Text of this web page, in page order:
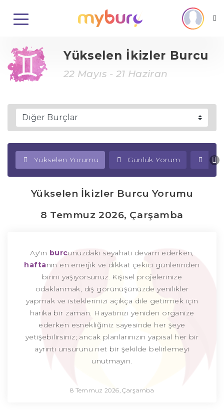
Yükselen İkizler Burcu
22 Mayıs - 21 Haziran
Yükselen Yorumu Günlük Yorum
Yükselen İkizler Burcu Yorumu
8 Temmuz 2026, Çarşamba
Ay'ın burcunuzdaki seyahati devam ederken,
haftanın en enerjik ve dikkat çekici günlerinden
birini yaşıyorsunuz. Kişisel projelerinize
odaklanmak, dış görünüşünüzde yenilikler
yapmak ve isteklerinizi açıkça dile getirmek için
harika bir zaman. Hayatınızı yeniden organize
ederken esnekliğiniz sayesinde her şeye
yetişebilirsiniz; ancak planlarınızın yapısal her bir
ayrıntı unsurunu net bir şekilde belirlemeyi
unutmayın.
8 Temmuz 2026, Çarşamba